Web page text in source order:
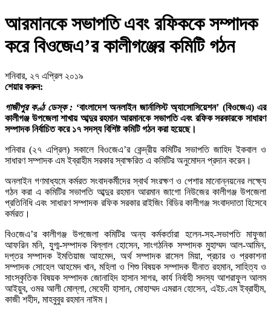
আরমানকে সভাপতি এবং রফিককে সম্পাদক
করে বিওজেএ’র কালীগঞ্জের কমিটি গঠন
শনিবার, ২৭ এপ্রিল ২০১৯
শেয়ার করুন:
গাজীপুর কণ্ঠ ডেস্ক : ‘বাংলাদেশ অনলাইন জার্নালিস্ট অ্যাসোসিয়েশন’ (বিওজেএ) এর
কালীগঞ্জ উপজেলা শাখায় আব্দুর রহমান আরমানকে সভাপতি এবং রফিক সরকারকে সাধারণ
সম্পাদক নির্বাচিত করে ১৭ সদস্য বিশিষ্ট কমিটি গঠন করা হয়েছে।
শনিবার (২৭ এপ্রিল) সকালে বিওজেএ’র কেন্দ্রীয় কমিটির সভাপতি জাহিদ ইকবাল ও
সাধারণ সম্পাদক এম ইব্রাহীম সরকার স্বাক্ষরিত এ কমিটির অনুমোদন প্রদান করেন।
অনলাইন গণমাধ্যমে কর্মরত সংবাদকর্মীদের স্বার্থ সংরক্ষণ ও পেশার মানোন্নয়নের লক্ষ্যে
গঠন করা এ কমিটির সভাপতি আব্দুর রহমান আরমান জাগো নিউজের কালীগঞ্জ উপজেলা
প্রতিনিধি এবং সাধারণ সম্পাদক রফিক সরকার রাইজিং বিডির কালীগঞ্জ সংবাদদাতা হিসেবে
কর্মরত।
বিওজেএ’র কালীগঞ্জ উপজেলা কমিটির অন্য কর্মকর্তারা হলেন-সহ-সভাপতি মাফুজা
আফরিন মনি, যুগ্ম-সম্পাদক বিল্লাল হোসেন, সাংগঠনিক সম্পাদক মুহাম্মদ আল-আমিন,
দপ্তর সম্পাদক ইমতিয়াজ আহমেদ, অর্থ সম্পাদক রাসেল মিয়া, প্রচার ও প্রকাশনা
সম্পাদক সোহেল আহমেদ খান, মহিলা ও শিশু বিষয়ক সম্পাদক যীনাত রহমান, সাহিত্য ও
সাংস্কৃতিক বিষয়ক সম্পাদক জোনাহিদ হাসান সাগর, কার্য নির্বাহী সদস্য আশরাফুল আলম
আইয়ুব, ওমর আলী মোল্লা, মেহেদী হাসান, মোহাম্মদ এমরান হোসেন, এইচ.এম ইব্রাহীম,
কাজী শহীদ, মাহবুবুর রহমান নাঈম।